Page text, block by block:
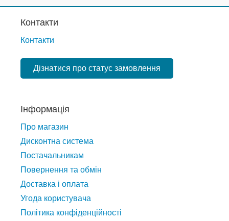
Контакти
Контакти
Дізнатися про статус замовлення
Інформація
Про магазин
Дисконтна система
Постачальникам
Повернення та обмін
Доставка і оплата
Угода користувача
Політика конфіденційності